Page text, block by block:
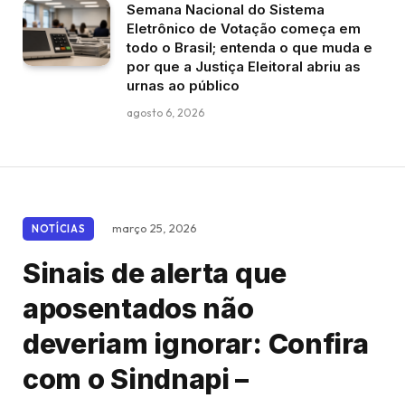
Semana Nacional do Sistema
Eletrônico de Votação começa em
todo o Brasil; entenda o que muda e
por que a Justiça Eleitoral abriu as
urnas ao público
agosto 6, 2026
NOTÍCIAS março 25, 2026
Sinais de alerta que
aposentados não
deveriam ignorar: Confira
com o Sindnapi –